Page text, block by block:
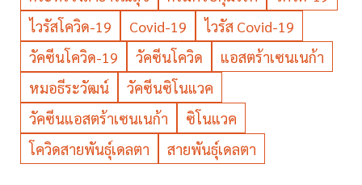
ไวรัสโควิด-19
Covid-19
ไวรัส Covid-19
วัคซีนโควิด-19
วัคซีนโควิด
แอสตร้าเซนเนก้า
หมอธีระวัฒน์
วัคซีนซิโนแวค
วัคซีนแอสตร้าเซนเนก้า
ซิโนแวค
โควิดสายพันธุ์เดลตา
สายพันธุ์เดลตา